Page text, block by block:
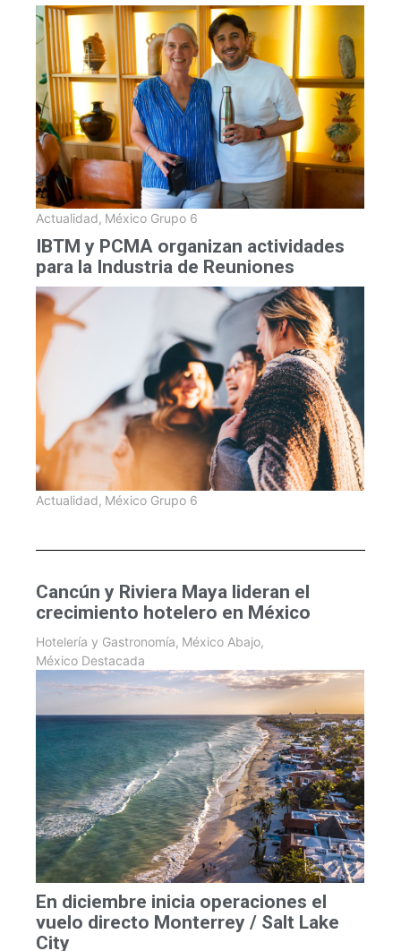
Actualidad, México Grupo 6
IBTM y PCMA organizan actividades
para la Industria de Reuniones
Actualidad, México Grupo 6
Cancún y Riviera Maya lideran el
crecimiento hotelero en México
Hotelería y Gastronomía, México Abajo,
México Destacada
En diciembre inicia operaciones el
vuelo directo Monterrey / Salt Lake
City